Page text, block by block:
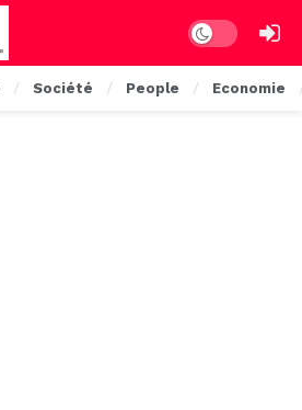
Dark mode
Société People Economie